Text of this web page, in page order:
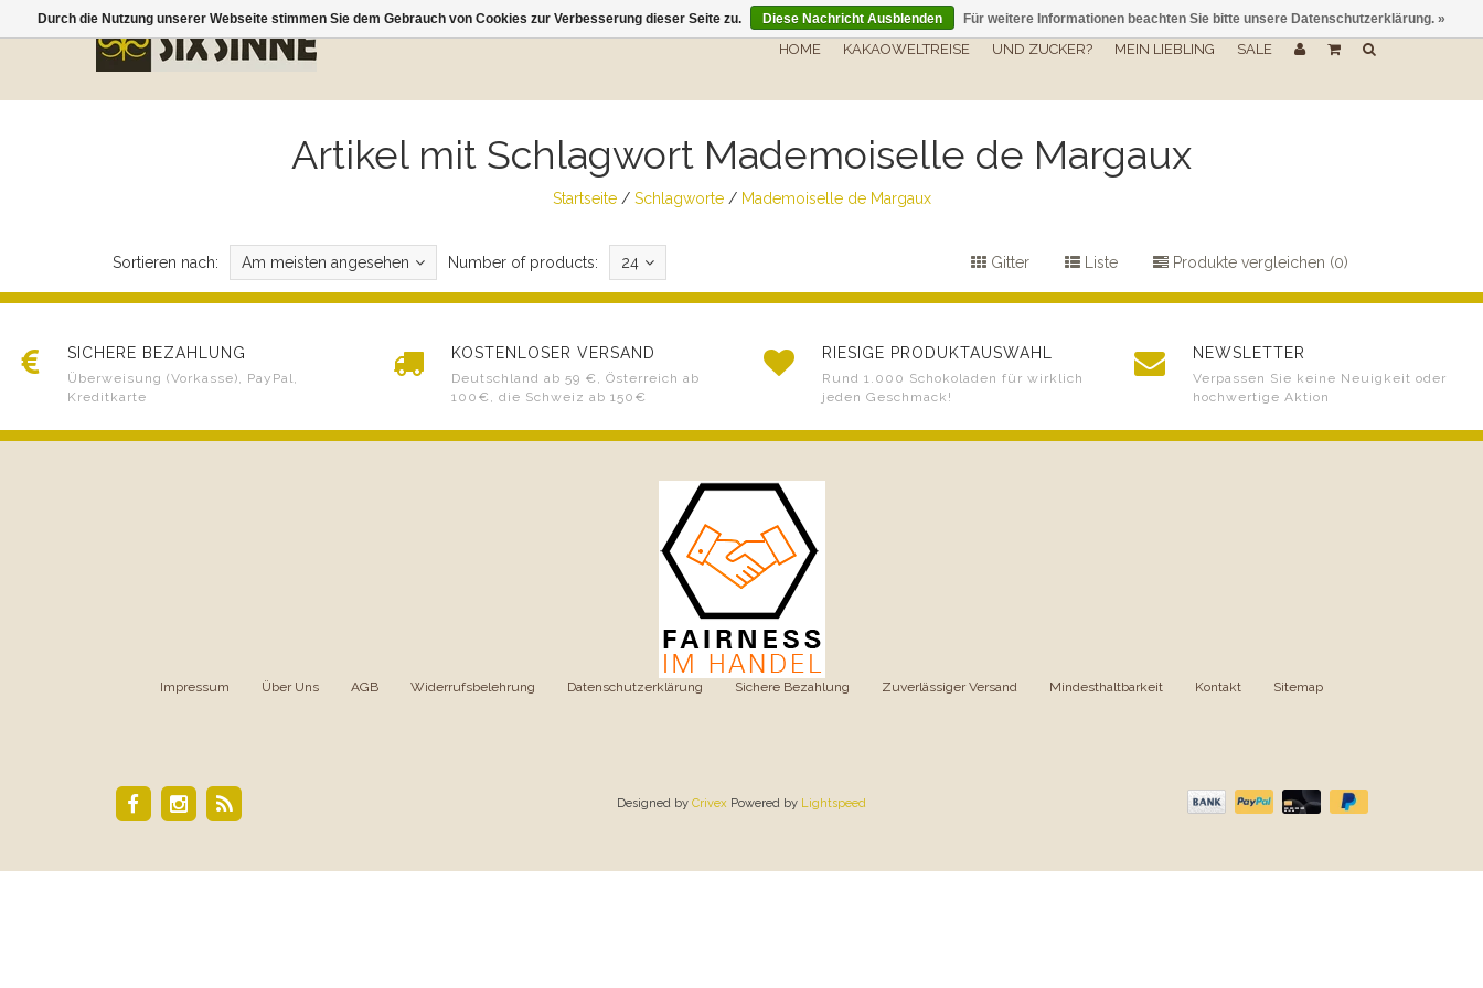
HOME KAKAOWELTREISE UND ZUCKER? MEIN LIEBLING SALE
Artikel mit Schlagwort Mademoiselle de Margaux
Startseite/ Schlagworte/ Mademoiselle de Margaux
Sortieren nach: Am meisten angesehen Number of products: 24 Gitter Liste Produkte vergleichen (0)
SICHERE BEZAHLUNG
Überweisung (Vorkasse), PayPal,
Kreditkarte
KOSTENLOSER VERSAND
Deutschland ab 59 €, Österreich ab
100€, die Schweiz ab 150€
RIESIGE PRODUKTAUSWAHL
Rund 1.000 Schokoladen für wirklich
jeden Geschmack!
NEWSLETTER
Verpassen Sie keine Neuigkeit oder
hochwertige Aktion
Impressum Über Uns AGB Widerrufsbelehrung Datenschutzerklärung Sichere Bezahlung Zuverlässiger Versand Mindesthaltbarkeit Kontakt Sitemap
Designed by Crivex Powered by Lightspeed
Durch die Nutzung unserer Webseite stimmen Sie dem Gebrauch von Cookies zur Verbesserung dieser Seite zu. Diese Nachricht Ausblenden Für weitere Informationen beachten Sie bitte unsere Datenschutzerklärung. »